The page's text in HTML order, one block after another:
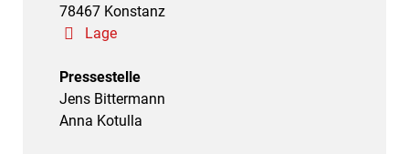
78467 Konstanz
Lage
Pressestelle
Jens Bittermann
Anna Kotulla